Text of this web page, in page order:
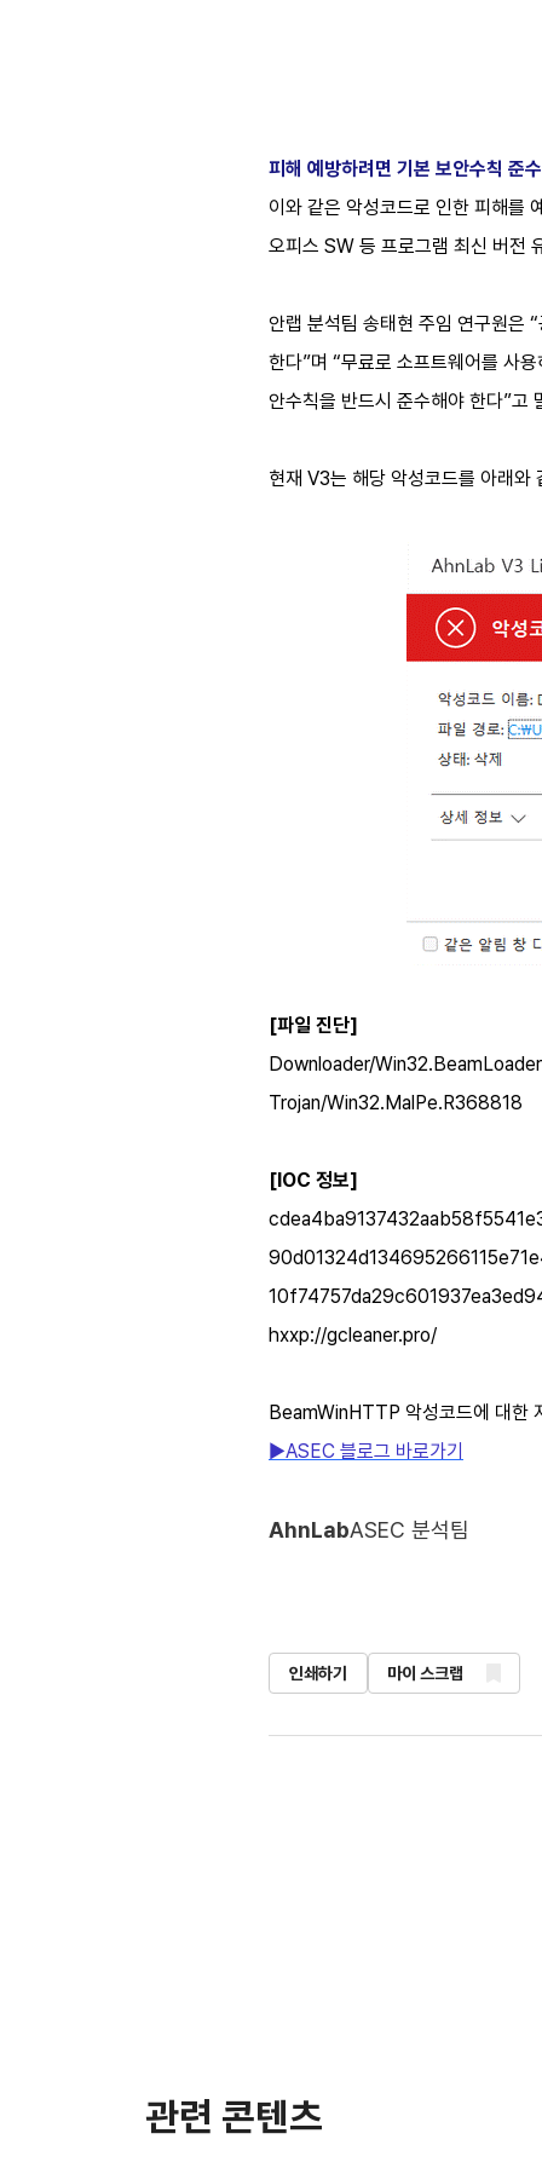
피해 예방하려면 기본 보안수칙 준
이와 같은 악성코드로 인한 피해
오피스 SW 등 프로그램 최신 버전
안랩 분석팀 송태현 주임 연구원은
한다”며 “무료로 소프트웨어를 사
안수칙을 반드시 준수해야 한다”고
현재 V3는 해당 악성코드를 아래와
[파일 진단]
Downloader/
Trojan/Win32.MalPe.R368818
[IOC 정보]
hxxp://gcleaner.pro/
BeamWinHTTP 악성코드에 대한
▶ASEC 블로그 바로가기
AhnLabASEC 분석팀
인쇄하기 마이 스크랩
관련 콘텐츠